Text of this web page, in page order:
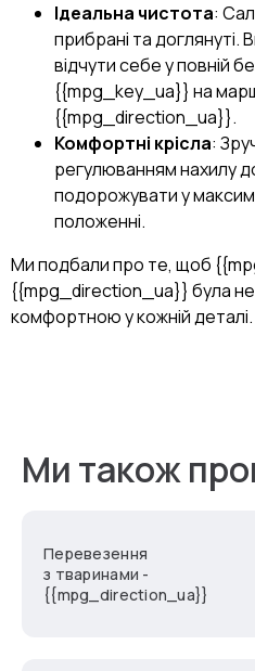
Ідеальна чистота:
прибрані та доглянуті.
відчути себе у повній
{{mpg_key_ua}} на
{{mpg_direction_ua}}.
Комфортні крісла:
регулюванням нахилу
подорожувати у
положенні.
Ми подбали про те, щоб
{{mpg_direction_ua}} була
комфортною у кожній деталі.
Ми також
Перевезення
з тваринами -
{{mpg_direction_ua}}